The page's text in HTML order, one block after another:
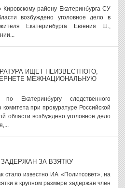
району Екатеринбурга СУ
возбуждено уголовное дело в
Екатеринбурга Евгения Ш.,
ИЩЕТ НЕИЗВЕСТНОГО,
МЕЖНАЦИОНАЛЬНУЮ
Екатеринбургу следственного
при прокуратуре Российской
области возбуждено уголовное дело
ЗА ВЗЯТКУ
стало известно ИА «Политсовет», на
в крупном размере задержан член